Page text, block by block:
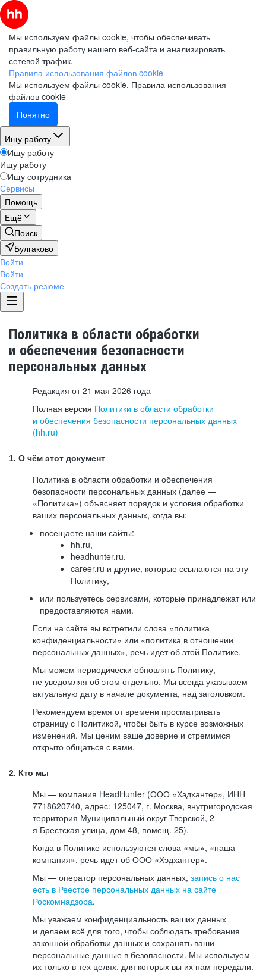
Мы используем файлы cookie, чтобы обеспечивать
правильную работу нашего веб-сайта и анализировать
сетевой трафик.
Правила использования файлов cookie
Мы используем файлы cookie. Правила использования
файлов cookie
Понятно
Ищу работу
Ищу работу
Ищу работу
Ищу сотрудника
Сервисы
Помощь
Ещё
Поиск
Булгаково
Войти
Войти
Создать резюме
Политика в области обработки
и обеспечения безопасности
персональных данных
Редакция от 21 мая 2026 года
Полная версия Политики в области обработки
и обеспечения безопасности персональных данных
(hh.ru)
1. О чём этот документ
Политика в области обработки и обеспечения
безопасности персональных данных (далее —
«Политика») объясняет порядок и условия обработки
ваших персональных данных, когда вы:
посещаете наши сайты:
hh.ru,
headhunter.ru,
career.ru и другие, которые ссылаются на эту
Политику,
или пользуетесь сервисами, которые принадлежат или
предоставляются нами.
Если на сайте вы встретили слова «политика
конфиденциальности» или «политика в отношении
персональных данных», речь идет об этой Политике.
Мы можем периодически обновлять Политику,
не уведомляя об этом отдельно. Мы всегда указываем
актуальную дату в начале документа, над заголовком.
Рекомендуем время от времени просматривать
страницу с Политикой, чтобы быть в курсе возможных
изменений. Мы ценим ваше доверие и стремимся
открыто общаться с вами.
2. Кто мы
Мы — компания HeadHunter (ООО «Хэдхантер», ИНН
7718620740, адрес: 125047, г. Москва, внутригородская
территория Муниципальный округ Тверской, 2-
я Брестская улица, дом 48, помещ. 25).
Когда в Политике используются слова «мы», «наша
компания», речь идет об ООО «Хэдхантер».
Мы — оператор персональных данных, запись о нас
есть в Реестре персональных данных на сайте
Роскомнадзора.
Мы уважаем конфиденциальность ваших данных
и делаем всё для того, чтобы соблюдать требования
законной обработки данных и сохранять ваши
персональные данные в безопасности. Мы используем
их только в тех целях, для которых вы их нам передали.